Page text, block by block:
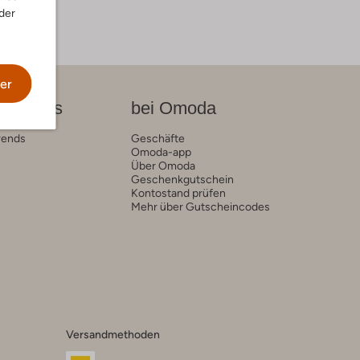
News bei Omoda
Geschäfte
Omoda-app
Über Omoda
Geschenkgutschein
Kontostand prüfen
Mehr über Gutscheincodes
Versandmethoden